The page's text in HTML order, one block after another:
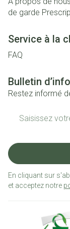
de garde
Service à la
FAQ
Bulletin
Restez informé
En cliquant sur
et acceptez notre